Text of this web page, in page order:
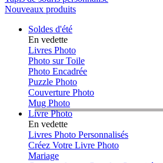
Nouveaux produits
Soldes d'été
En vedette
Livres Photo
Photo sur Toile
Photo Encadrée
Puzzle Photo
Couverture Photo
Mug Photo
Livre Photo
En vedette
Livres Photo Personnalisés
Créez Votre Livre Photo
Mariage